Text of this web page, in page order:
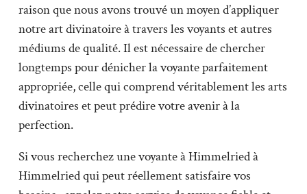
raison que nous avons trouvé un moyen d’appliquer
notre art divinatoire à travers les voyants et autres
médiums de qualité. Il est nécessaire de chercher
longtemps pour dénicher la voyante parfaitement
appropriée, celle qui comprend véritablement les arts
divinatoires et peut prédire votre avenir à la
perfection.
Si vous recherchez une voyante à Himmelried à
Himmelried qui peut réellement satisfaire vos